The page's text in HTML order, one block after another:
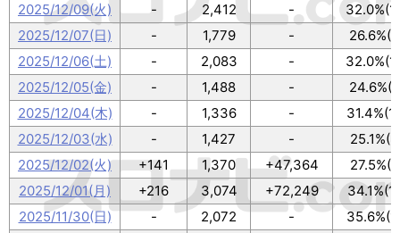
2025/12/09(火)
- 2,412 -
2025/12/07(日)
- 1,779 -
2025/12/06(土)
- 2,083 -
2025/12/05(金)
- 1,488 -
2025/12/04(木)
- 1,336 -
2025/12/03(水)
- 1,427 -
2025/12/02(火)
+141 1,370 +47,364
2025/12/01(月)
+216 3,074 +72,249
2025/11/30(日)
- 2,072 -